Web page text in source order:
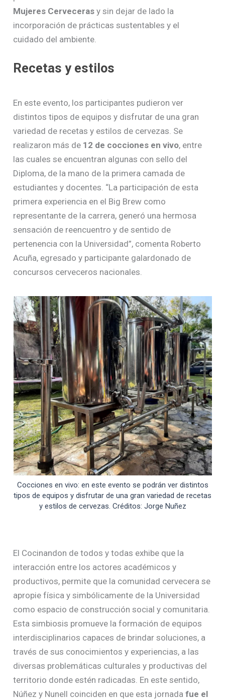
Mujeres Cerveceras y sin dejar de lado la
incorporación de prácticas sustentables y el
cuidado del ambiente.
Recetas y estilos
En este evento, los participantes pudieron ver
distintos tipos de equipos y disfrutar de una gran
variedad de recetas y estilos de cervezas. Se
realizaron más de 12 de cocciones en vivo, entre
las cuales se encuentran algunas con sello del
Diploma, de la mano de la primera camada de
estudiantes y docentes. “La participación de esta
primera experiencia en el Big Brew como
representante de la carrera, generó una hermosa
sensación de reencuentro y de sentido de
pertenencia con la Universidad”, comenta Roberto
Acuña, egresado y participante galardonado de
concursos cerveceros nacionales.
Cocciones en vivo: en este evento se podrán ver distintos
tipos de equipos y disfrutar de una gran variedad de recetas
y estilos de cervezas. Créditos: Jorge Nuñez
El Cocinandon de todos y todas exhibe que la
interacción entre los actores académicos y
productivos, permite que la comunidad cervecera se
apropie física y simbólicamente de la Universidad
como espacio de construcción social y comunitaria.
Esta simbiosis promueve la formación de equipos
interdisciplinarios capaces de brindar soluciones, a
través de sus conocimientos y experiencias, a las
diversas problemáticas culturales y productivas del
territorio donde estén radicadas. En este sentido,
Núñez y Nunell coinciden en que esta jornadafue el